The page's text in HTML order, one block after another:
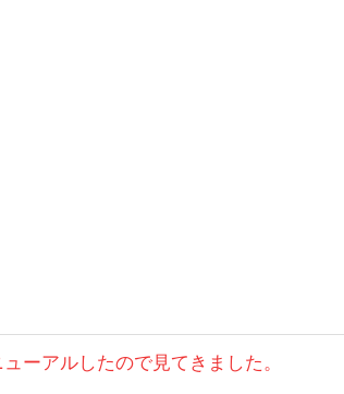
ーアルしたので見てきました。